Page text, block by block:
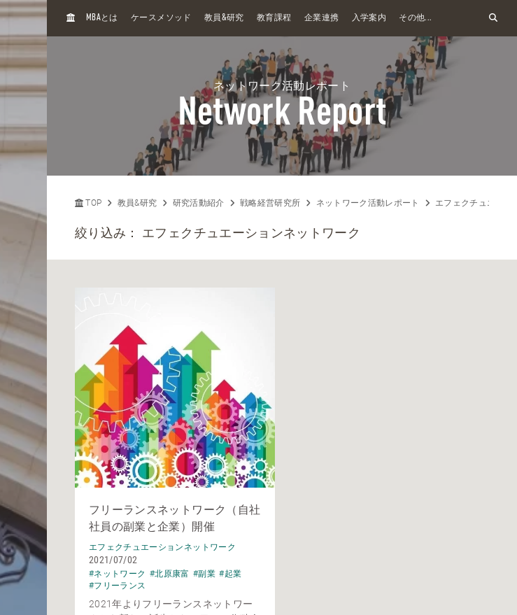
H
MBAとは ケースメソッド 教員&研究 教育課程 企業連携 入学案内 その他...
ネットワーク活動レポート
Network Report
TOP 教員&研究 研究活動紹介 戦略経営研究所 ネットワーク活動レポート エフェクチュエーシ
絞り込み： エフェクチュエーションネットワーク
フリーランスネットワーク（自社
社員の副業と企業）開催
エフェクチュエーションネットワーク
2021/07/02
#ネットワーク #北原康富 #副業 #起業
#フリーランス
2021年よりフリーランスネットワー